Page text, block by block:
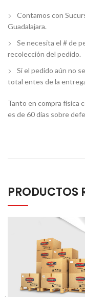
Contamos con
Guadalajara.
Se necesita el # de
recolección del pedido.
Si el pedido aún no
total entes de la
Tanto en compra física
es de 60 días sobre
PRODUCTOS